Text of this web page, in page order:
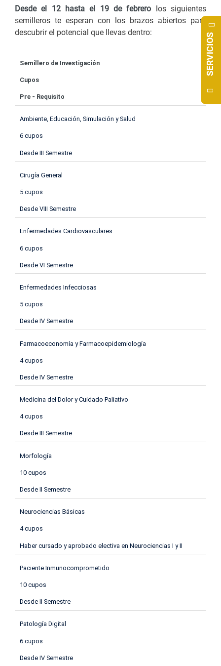
Desde el 12 hasta el 19 de febrero los siguientes
semilleros te esperan con los brazos abiertos para
descubrir el potencial que llevas dentro:
Semillero de Investigación
Cupos
Pre - Requisito
Ambiente, Educación, Simulación y Salud
6 cupos
Desde III Semestre
Cirugía General
5 cupos
Desde VIII Semestre
Enfermedades Cardiovasculares
6 cupos
Desde VI Semestre
Enfermedades Infecciosas
5 cupos
Desde IV Semestre
Farmacoeconomía y Farmacoepidemiología
4 cupos
Desde IV Semestre
Medicina del Dolor y Cuidado Paliativo
4 cupos
Desde III Semestre
Morfología
10 cupos
Desde II Semestre
Neurociencias Básicas
4 cupos
Haber cursado y aprobado electiva en Neurociencias I y II
Paciente Inmunocomprometido
10 cupos
Desde II Semestre
Patología Digital
6 cupos
Desde IV Semestre
SERVICIOS